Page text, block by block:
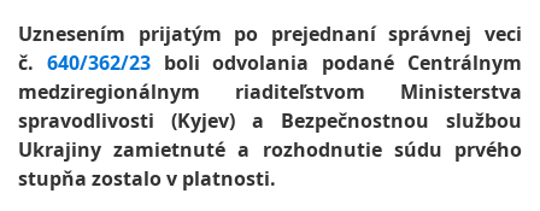
Uznesením prijatým po prejednaní správnej veci
č. 640/362/23boli odvolania podané Centrálnym
medziregionálnym riaditeľstvom Ministerstva
spravodlivosti (Kyjev) a Bezpečnostnou službou
Ukrajiny zamietnuté a rozhodnutie súdu prvého
stupňa zostalo v platnosti.